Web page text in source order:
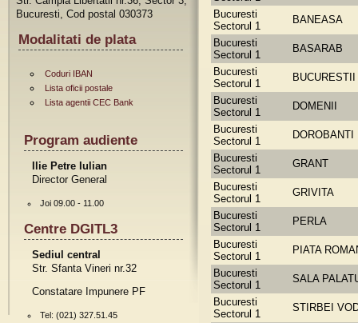
Bucuresti, Cod postal 030373
Modalitati de plata
Coduri IBAN
Lista oficii postale
Lista agentii CEC Bank
Program audiente
Ilie Petre Iulian
Director General
Joi 09.00 - 11.00
Centre DGITL3
Sediul central
Str. Sfanta Vineri nr.32
Constatare Impunere PF
Tel: (021) 327.51.45
Bucuresti
Sectorul 1
BANEASA
Bucuresti
Sectorul 1
BASARAB
Bucuresti
Sectorul 1
Bucuresti
Sectorul 1
DOMENII
Bucuresti
Sectorul 1
DOROBANTI
Bucuresti
Sectorul 1
GRANT
Bucuresti
Sectorul 1
GRIVITA
Bucuresti
Sectorul 1
PERLA
Bucuresti
Sectorul 1
PIATA
Bucuresti
Sectorul 1
SALA
Bucuresti
Sectorul 1
STIRBEI